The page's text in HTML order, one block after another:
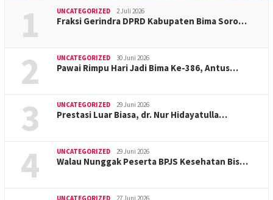
1 UNCATEGORIZED 2 Juli 2026
Fraksi Gerindra DPRD Kabupaten Bima Soro…
2 UNCATEGORIZED 30 Juni 2026
Pawai Rimpu Hari Jadi Bima Ke-386, Antus…
3 UNCATEGORIZED 29 Juni 2026
Prestasi Luar Biasa, dr. Nur Hidayatulla…
4 UNCATEGORIZED 29 Juni 2026
Walau Nunggak Peserta BPJS Kesehatan Bis…
UNCATEGORIZED 27 Juni 2026